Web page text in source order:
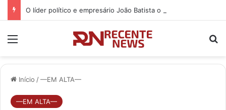
Início /—EM ALTA—
—EM ALTA—